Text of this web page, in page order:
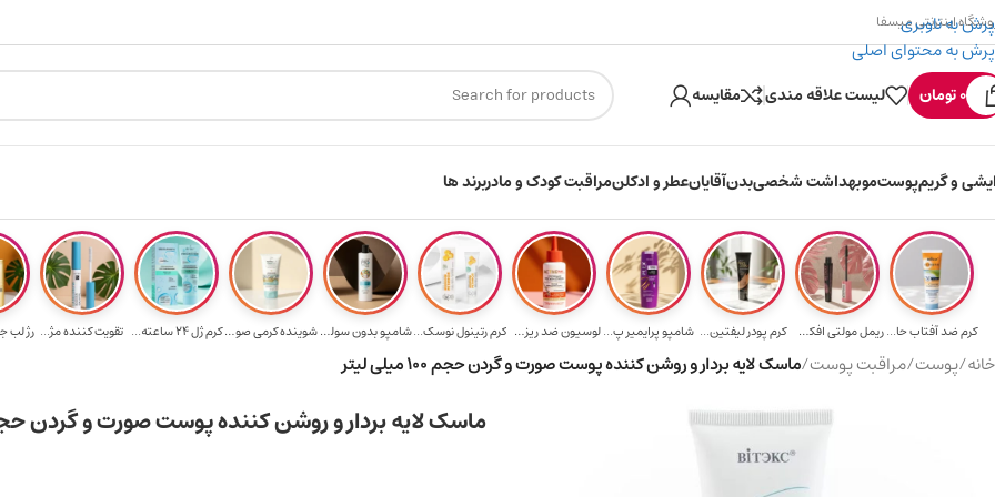
پرش به ناوبری
پرش به محتوای اصلی
هدیه برای خرید های بالای ۵ میلیون تومن ارسال رایگان برای خرید ۳.۵ میلیون به یالا ۳۰۰ میسکوین (۳۰ هزار تومن) هدیه خرید اول
اینترنتی میسفا
0تومان لیست علاقه مندی مقایسه
و گریمپوستموبهداشت شخصیبدنآقایانعطر و ادکلنمراقبت کودک و مادربرند ها
کرم ضد آفتاب حا... ریمل مولتی افکت... کرم پودر لیفتین... شامپو پرایمیر پ... لوسیون ضد ریزش ... کرم رتینول نوسک... شامپو بدون سولف... شوینده کرمی صور...کرم ژل ۲۴ ساعته... تقویت‌ کننده مژ... رژ لب
خانه/پوست/مراقبت پوست/ماسک لایه بردار و روشن کننده پوست صورت و گردن حجم ۱۰۰ میلی لیتر
ماسک لایه بردار و روشن کننده پوست صورت و گردن حجم ۱۰۰ میلی